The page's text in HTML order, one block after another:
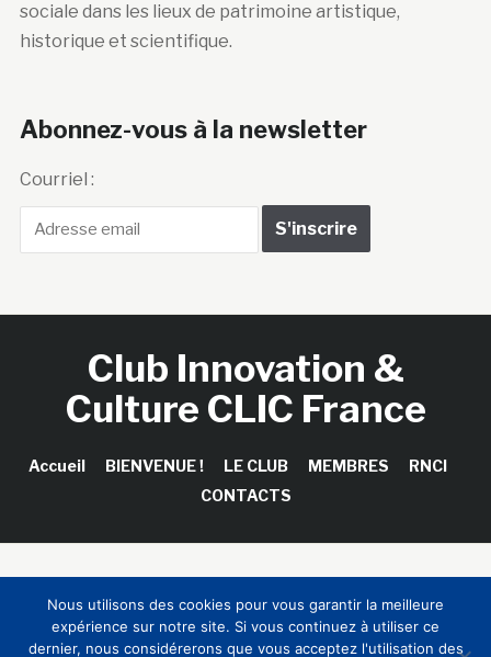
sociale dans les lieux de patrimoine artistique,
historique et scientifique.
Abonnez-vous à la newsletter
Courriel :
Club Innovation &
Culture CLIC France
Accueil BIENVENUE ! LE CLUB MEMBRES
RNCI
CONTACTS
Sinapses Conseils
Nous utilisons des cookies pour vous garantir la meilleure
expérience sur notre site. Si vous continuez à utiliser ce
dernier, nous considérerons que vous acceptez l'utilisation des